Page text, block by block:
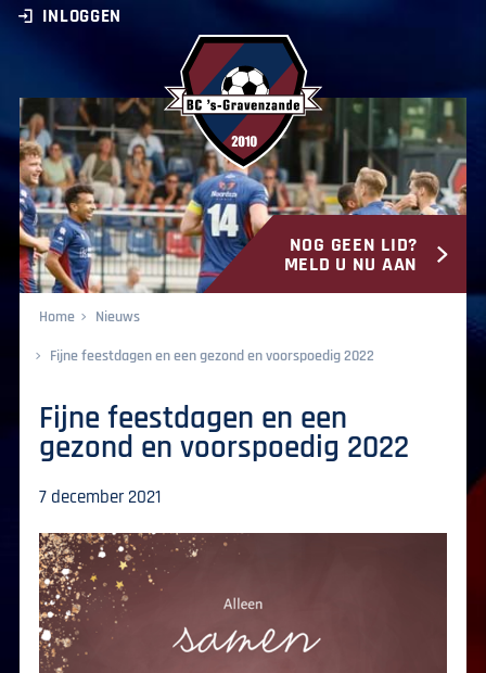
BC ‘s-Gravenzande
INLOGGEN
NOG GEEN LID?
MELD U NU AAN
Home
Nieuws
Fijne feestdagen en een gezond en voorspoedig 2022
Fijne feestdagen en een
gezond en voorspoedig 2022
7 december 2021